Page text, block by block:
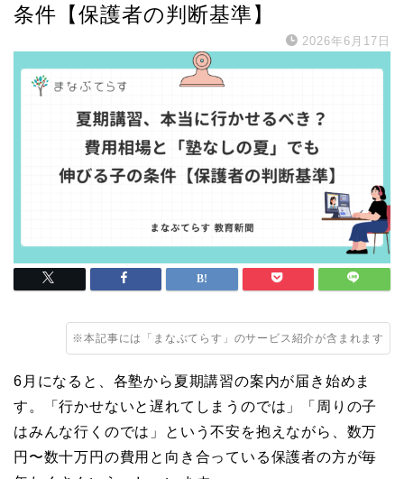
条件【保護者の判断基準】
2026年6月17日
※本記事には「まなぶてらす」のサービス紹介が含まれます
6月になると、各塾から夏期講習の案内が届き始めま
す。「行かせないと遅れてしまうのでは」「周りの子
はみんな行くのでは」という不安を抱えながら、数万
円〜数十万円の費用と向き合っている保護者の方が毎